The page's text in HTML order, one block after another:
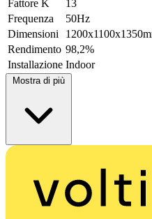
Fattore K
13
Frequenza
50Hz
Dimensioni
Rendimento 98,2%
Installazione Indoor
Mostra di più